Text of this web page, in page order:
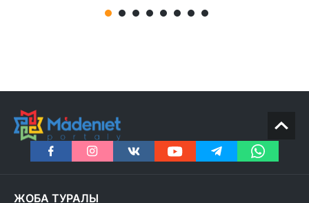
ЖОБА ТУРАЛЫ